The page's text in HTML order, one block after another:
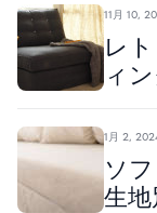
11月 10,
レ
ィ
1月 2,
ソ
生